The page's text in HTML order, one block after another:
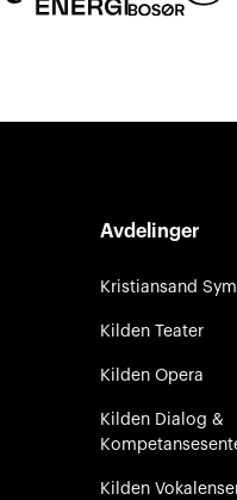
Avdelinger
Kristiansand
Kilden Teater
Kilden Opera
Kilden Dialog &
Kilden